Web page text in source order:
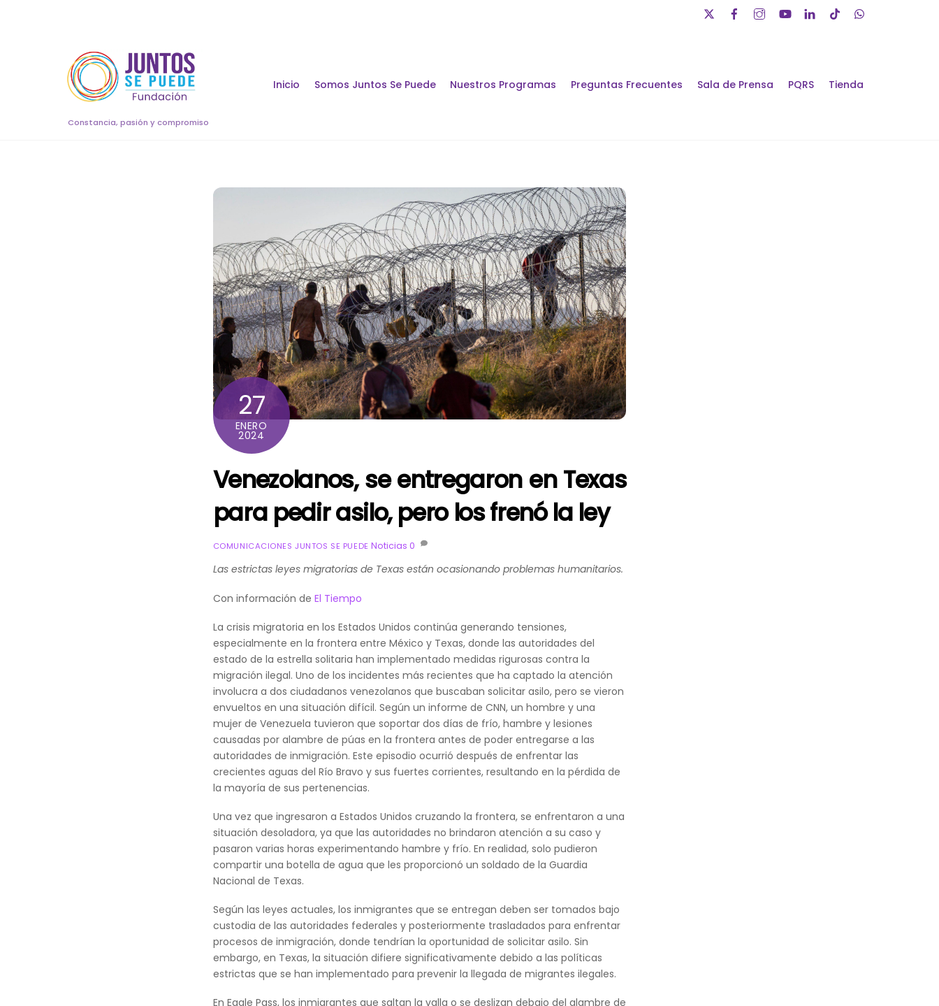
Constancia, pasión y compromiso
Inicio Somos Juntos Se Puede Nuestros Programas Preguntas Frecuentes Sala de Prensa PQRS Tienda
27
ENERO
2024
Venezolanos, se entregaron en Texas
para pedir asilo, pero los frenó la ley
COMUNICACIONES JUNTOS SE PUEDE Noticias 0
Las estrictas leyes migratorias de Texas están ocasionando problemas humanitarios.
Con información de El Tiempo
La crisis migratoria en los Estados Unidos continúa generando tensiones,
especialmente en la frontera entre México y Texas, donde las autoridades del
estado de la estrella solitaria han implementado medidas rigurosas contra la
migración ilegal. Uno de los incidentes más recientes que ha captado la atención
involucra a dos ciudadanos venezolanos que buscaban solicitar asilo, pero se vieron
envueltos en una situación difícil. Según un informe de CNN, un hombre y una
mujer de Venezuela tuvieron que soportar dos días de frío, hambre y lesiones
causadas por alambre de púas en la frontera antes de poder entregarse a las
autoridades de inmigración. Este episodio ocurrió después de enfrentar las
crecientes aguas del Río Bravo y sus fuertes corrientes, resultando en la pérdida de
la mayoría de sus pertenencias.
Una vez que ingresaron a Estados Unidos cruzando la frontera, se enfrentaron a una
situación desoladora, ya que las autoridades no brindaron atención a su caso y
pasaron varias horas experimentando hambre y frío. En realidad, solo pudieron
compartir una botella de agua que les proporcionó un soldado de la Guardia
Nacional de Texas.
Según las leyes actuales, los inmigrantes que se entregan deben ser tomados bajo
custodia de las autoridades federales y posteriormente trasladados para enfrentar
procesos de inmigración, donde tendrían la oportunidad de solicitar asilo. Sin
embargo, en Texas, la situación difiere significativamente debido a las políticas
estrictas que se han implementado para prevenir la llegada de migrantes ilegales.
En Eagle Pass, los inmigrantes que saltan la valla o se deslizan debajo del alambre de